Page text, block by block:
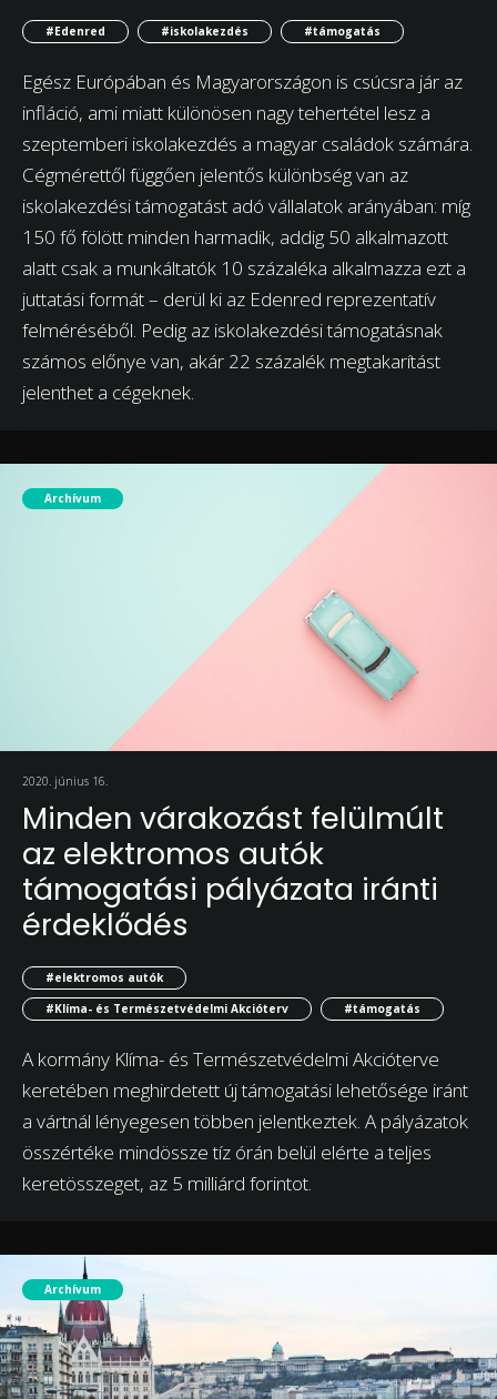
#Edenred #iskolakezdés #támogatás
Egész Európában és Magyarországon is csúcsra jár az
infláció, ami miatt különösen nagy tehertétel lesz a
szeptemberi iskolakezdés a magyar családok számára.
Cégmérettől függően jelentős különbség van az
iskolakezdési támogatást adó vállalatok arányában: míg
150 fő fölött minden harmadik, addig 50 alkalmazott
alatt csak a munkáltatók 10 százaléka alkalmazza ezt a
juttatási formát – derül ki az Edenred reprezentatív
felméréséből. Pedig az iskolakezdési támogatásnak
számos előnye van, akár 22 százalék megtakarítást
jelenthet a cégeknek.
Archívum
2020. június 16.
Minden várakozást felülmúlt
az elektromos autók
támogatási pályázata iránti
érdeklődés
#elektromos autók
#Klíma- és Természetvédelmi Akcióterv
#támogatás
A kormány Klíma- és Természetvédelmi Akcióterve
keretében meghirdetett új támogatási lehetősége iránt
a vártnál lényegesen többen jelentkeztek. A pályázatok
összértéke mindössze tíz órán belül elérte a teljes
keretösszeget, az 5 milliárd forintot.
Archívum